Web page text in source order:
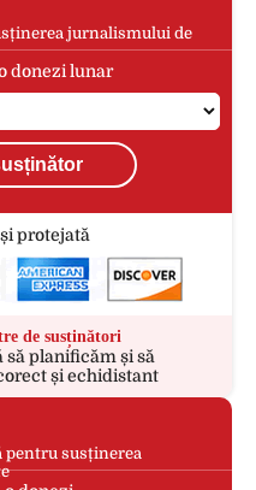
jurnalismului de
donezi lunar
protejată
de susținători
să planificăm și să
și echidistant
pentru susținerea